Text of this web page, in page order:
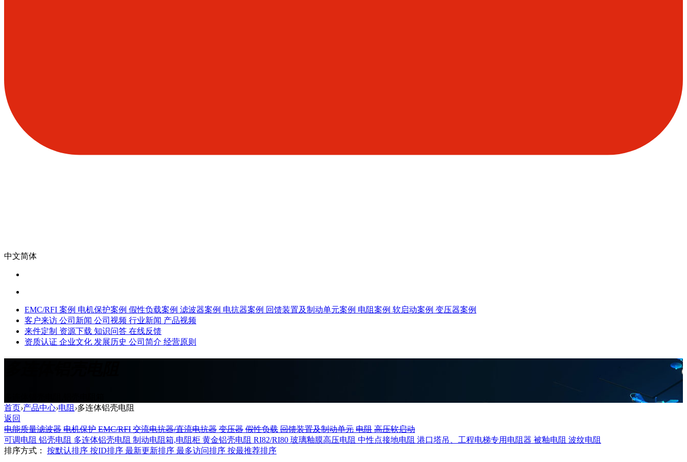
中文简体
EMC/RFI 案例 电机保护案例 假性负载案例 滤波器案例 电抗器案例 回馈装置及制动单元案例 电阻案例 软启动案例 变压器案例
客户来访 公司新闻 公司视频 行业新闻 产品视频
来件定制 资源下载 知识问答 在线反馈
资质认证 企业文化 发展历史 公司简介 经营原则
首页›产品中心›电阻 ›多连体铝壳电阻
返回
电能质量滤波器 电机保护 EMC/RFI 交流电抗器/直流电抗器 变压器 假性负载 回馈装置及制动单元 电阻 高压软启动
可调电阻 铝壳电阻 多连体铝壳电阻 制动电阻箱,电阻柜 黄金铝壳电阻 RI82/RI80 玻璃釉膜高压电阻 中性点接地电阻 港口塔吊、工程电梯专用电阻器 被釉电阻 波纹电阻
排序方式：
按默认排序 按ID排序 最新更新排序 最多访问排序 按最推荐排序